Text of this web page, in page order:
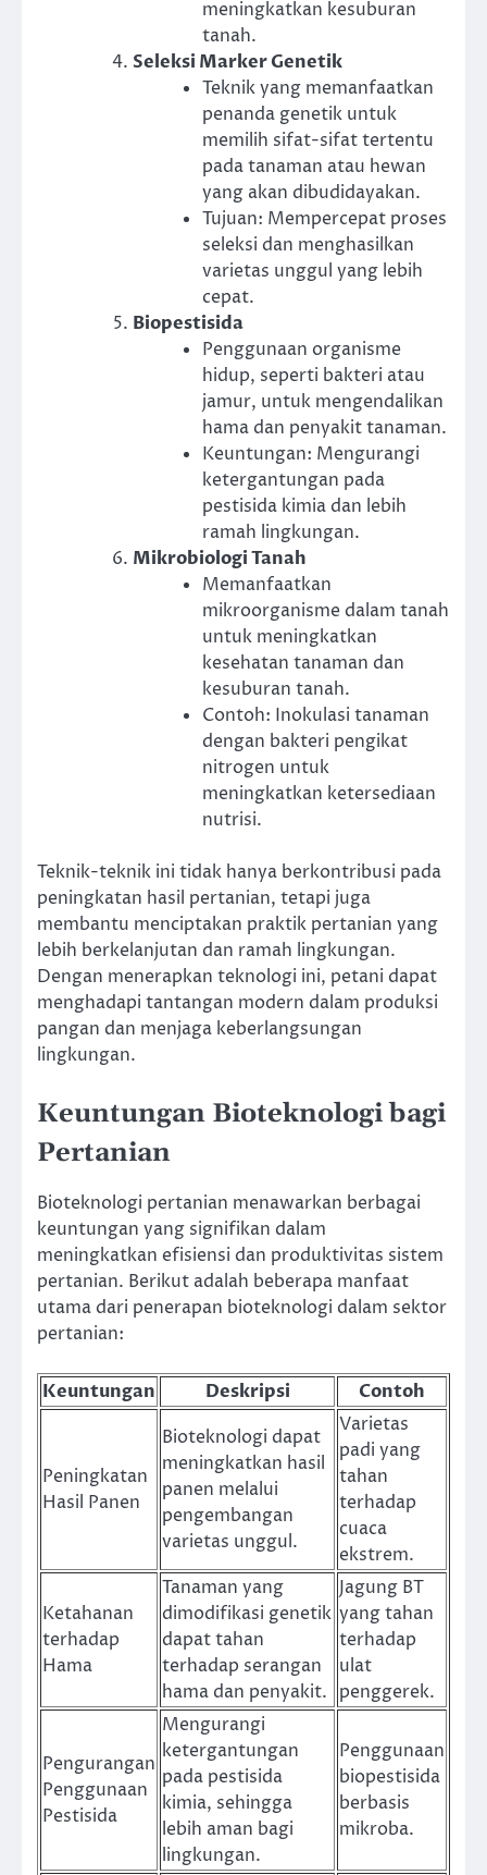
meningkatkan kesuburan
tanah.
Seleksi Marker Genetik
Teknik yang memanfaatkan
penanda genetik untuk
memilih sifat-sifat tertentu
pada tanaman atau hewan
yang akan dibudidayakan.
Tujuan: Mempercepat proses
seleksi dan menghasilkan
varietas unggul yang lebih
cepat.
Biopestisida
Penggunaan organisme
hidup, seperti bakteri atau
jamur, untuk mengendalikan
hama dan penyakit tanaman.
Keuntungan: Mengurangi
ketergantungan pada
pestisida kimia dan lebih
ramah lingkungan.
Mikrobiologi Tanah
Memanfaatkan
mikroorganisme dalam tanah
untuk meningkatkan
kesehatan tanaman dan
kesuburan tanah.
Contoh: Inokulasi tanaman
dengan bakteri pengikat
nitrogen untuk
meningkatkan ketersediaan
nutrisi.
Teknik-teknik ini tidak hanya berkontribusi pada
peningkatan hasil pertanian, tetapi juga
membantu menciptakan praktik pertanian yang
lebih berkelanjutan dan ramah lingkungan.
Dengan menerapkan teknologi ini, petani dapat
menghadapi tantangan modern dalam produksi
pangan dan menjaga keberlangsungan
lingkungan.
Keuntungan Bioteknologi bagi
Pertanian
Bioteknologi pertanian menawarkan berbagai
keuntungan yang signifikan dalam
meningkatkan efisiensi dan produktivitas sistem
pertanian. Berikut adalah beberapa manfaat
utama dari penerapan bioteknologi dalam sektor
pertanian:
Keuntungan Deskripsi Contoh
Peningkatan
Hasil Panen
Bioteknologi dapat
meningkatkan hasil
panen melalui
pengembangan
varietas unggul.
Varietas
padi yang
tahan
terhadap
cuaca
ekstrem.
Ketahanan
terhadap
Hama
Tanaman yang
dimodifikasi genetik
dapat tahan
terhadap serangan
hama dan penyakit.
Jagung BT
yang tahan
terhadap
ulat
penggerek.
Pengurangan
Penggunaan
Pestisida
Mengurangi
ketergantungan
pada pestisida
kimia, sehingga
lebih aman bagi
lingkungan.
Penggunaan
biopestisida
berbasis
mikroba.